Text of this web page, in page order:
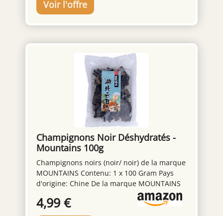
Champignons Noir Déshydratés -
Mountains 100g
Champignons noirs (noir/ noir) de la marque
MOUNTAINS Contenu: 1 x 100 Gram Pays
d'origine: Chine De la marque MOUNTAINS
4,99 €